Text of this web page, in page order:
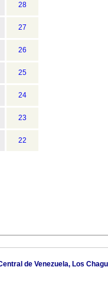
28
27
26
25
24
23
22
de Venezuela, Los